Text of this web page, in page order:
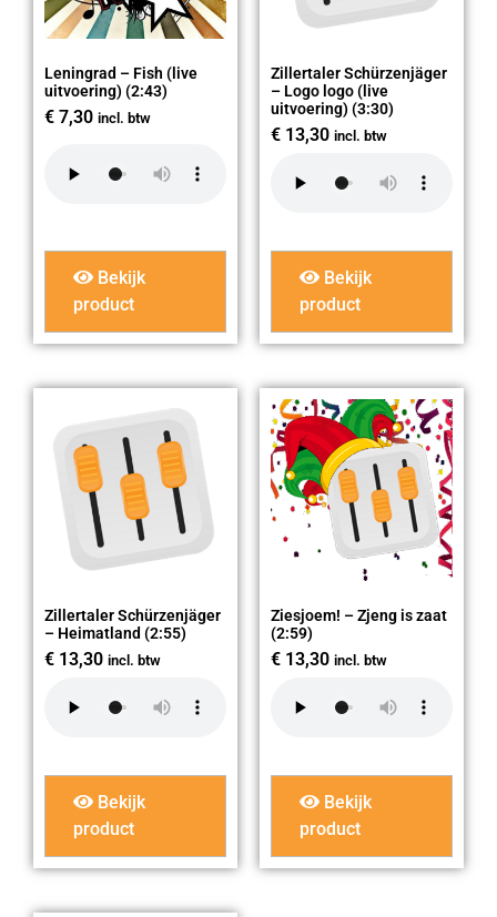
Leningrad – Fish (live
uitvoering) (2:43)
€ 7,30 incl. btw
Bekijk
product
Zillertaler Schürzenjäger
– Logo logo (live
uitvoering) (3:30)
€ 13,30 incl. btw
Bekijk
product
Zillertaler Schürzenjäger
– Heimatland (2:55)
€ 13,30 incl. btw
Bekijk
product
Ziesjoem! – Zjeng is zaat
(2:59)
€ 13,30 incl. btw
Bekijk
product